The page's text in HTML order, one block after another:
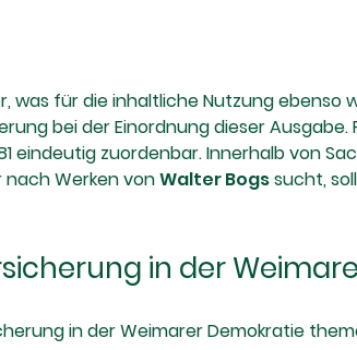
was für die inhaltliche Nutzung
bei der Einordnung dieser
eindeutig zuordenbar. Innerhalb von
Werken vonWalter Bogssucht,
in der
in der Weimarer Demokratie